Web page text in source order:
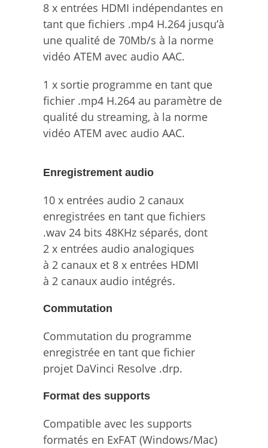
8 x entrées HDMI indépendantes en
tant que fichiers .mp4 H.264 jusqu’à
une qualité de 70Mb/s à la norme
vidéo ATEM avec audio AAC.
1 x sortie programme en tant que
fichier .mp4 H.264 au paramètre de
qualité du streaming, à la norme
vidéo ATEM avec audio AAC.
Enregistrement audio
10 x entrées audio 2 canaux
enregistrées en tant que fichiers
.wav 24 bits 48KHz séparés, dont
2 x entrées audio analogiques
à 2 canaux et 8 x entrées HDMI
à 2 canaux audio intégrés.
Commutation
Commutation du programme
enregistrée en tant que fichier
projet DaVinci Resolve .drp.
Format des supports
Compatible avec les supports
formatés en ExFAT (Windows/Mac)